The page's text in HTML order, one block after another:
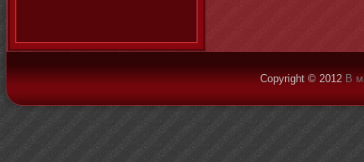
Copyright © 2012 В